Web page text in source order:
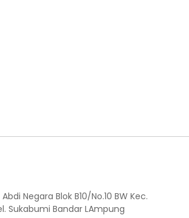
Negara Blok B10/No.10 BW Kec.
Sukabumi Bandar LAmpung